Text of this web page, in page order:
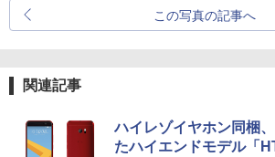
この写真の記事へ
関連記事
ハイレゾイヤホン同梱
たハイエンドモデル「